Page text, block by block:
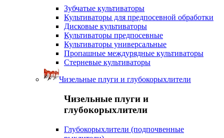
Зубчатые культиваторы
Культиваторы для предпосевной обработки
Дисковые культиваторы
Культиваторы предпосевные
Культиваторы универсальные
Пропашные междурядные культиваторы
Стерневые культиваторы
Чизельные плуги и глубокорыхлители
Чизельные плуги и
глубокорыхлители
Глубокорыхлители (подпочвенные